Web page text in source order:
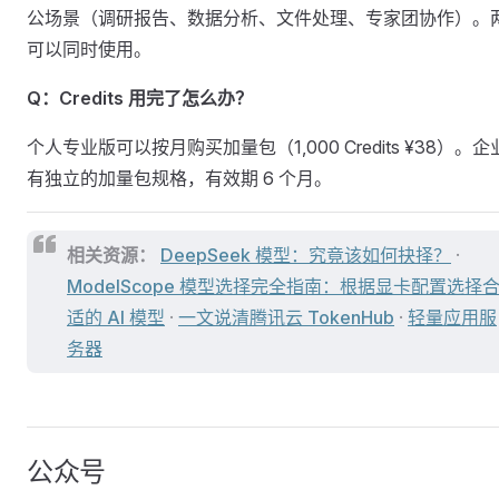
公场景（调研报告、数据分析、文件处理、专家团协作）。
可以同时使用。
Q：Credits 用完了怎么办？
个人专业版可以按月购买加量包（1,000 Credits ¥38）。企
有独立的加量包规格，有效期 6 个月。
相关资源： DeepSeek 模型：究竟该如何抉择？
·
ModelScope 模型选择完全指南：根据显卡配置选择合
适的 AI 模型 · 一文说清腾讯云 TokenHub · 轻量应用服
务器
公众号